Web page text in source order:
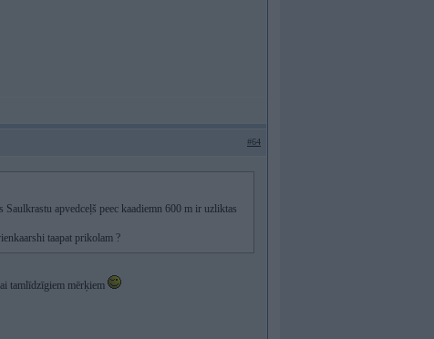
#64
apvedceļš peec kaadiemn 600 m ir uzliktas
taapat prikolam ?
tamlīdzīgiem mērķiem